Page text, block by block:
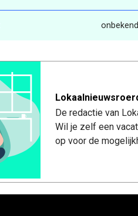
onbekend
De redactie van
Wil je zelf een
op voor de